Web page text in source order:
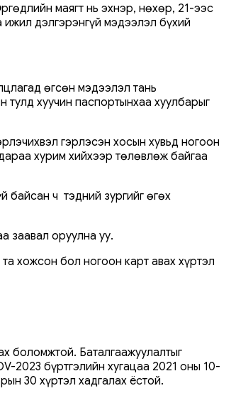
маягт нь эхнэр, нөхөр, 21-ээс
дэлгэрэнгүй мэдээлэл бүхий
өгсөн мэдээлэл тань
хуучин паспортынхаа хуулбарыг
гэрлэсэн хосын хувьд ногоон
хурим хийхээр төлөвлөж байгаа
байсан ч тэдний зургийг өгөх
заавал оруулна уу.
хожсон бол ногоон карт авах хүртэл
боломжтой. Баталгаажуулалтыг
2023 бүртгэлийн хугацаа 2021 оны 10-
30 хүртэл хадгалах ёстой.